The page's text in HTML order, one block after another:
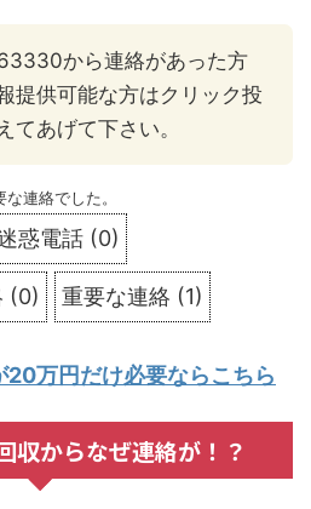
から連絡があった方
提供可能な方はクリック投
てあげて下さい。
連絡でした。
惑電話 (0)
(0) 重要な連絡 (1)
20万円だけ必要ならこちら
収からなぜ連絡が！？